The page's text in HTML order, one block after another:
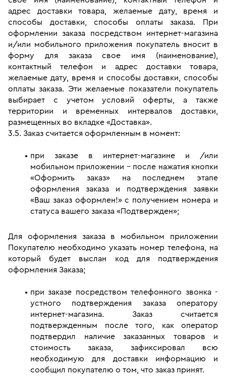
адрес доставки товара, желаемые дату, время и
способы доставки, способы оплаты заказа. При
оформлении заказа посредством интернет-магазина
и/или мобильного приложения покупатель вносит в
форму для заказа свое имя (наименование),
контактный телефон и адрес доставки товара,
желаемые дату, время и способы доставки, способы
оплаты заказа. Эти желаемые показатели покупатель
выбирает с учетом условий оферты, а также
территории и временных интервалов доставки,
размещенных во вкладке «Доставка».
3.5. Заказ считается оформленным в момент:
при заказе в интернет-магазине и /или
мобильном приложении - после нажатия кнопки
«Оформить заказ» на последнем этапе
оформления заказа и подтверждения заявки
«Ваш заказ оформлен!» с получением номера и
статуса вашего заказа «Подтвержден»;
Для оформления заказа в мобильном приложении
Покупателю необходимо указать номер телефона, на
который будет выслан код для подтверждения
оформления Заказа;
при заказе посредством телефонного звонка -
устного подтверждения заказа оператору
интернет-магазина. Заказ считается
подтвержденным после того, как оператор
подтвердил наличие заказанных товаров и
стоимость заказа, зафиксировал всю
необходимую для доставки информацию и
сообщил покупателю о том, что заказ принят.